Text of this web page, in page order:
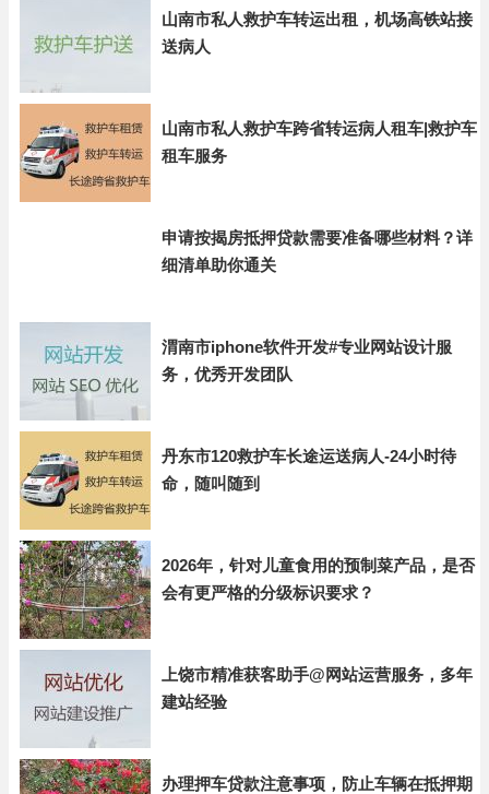
山南市私人救护车转运出租，机场高铁站接
送病人
山南市私人救护车跨省转运病人租车|救护车
租车服务
申请按揭房抵押贷款需要准备哪些材料？详
细清单助你通关
渭南市iphone软件开发#专业网站设计服
务，优秀开发团队
丹东市120救护车长途运送病人-24小时待
命，随叫随到
2026年，针对儿童食用的预制菜产品，是否
会有更严格的分级标识要求？
上饶市精准获客助手@网站运营服务，多年
建站经验
办理押车贷款注意事项，防止车辆在抵押期